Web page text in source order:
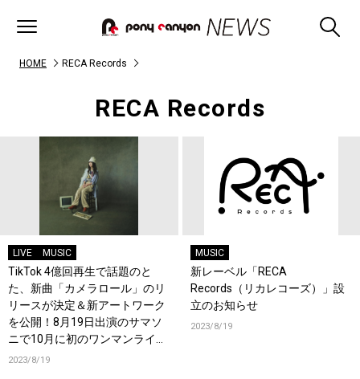
HOME RECA Records
RECA Records
LIVE MUSIC
TikTok 4億回再生で話題のと
た、新曲「カメラロール」のリ
リースが決定＆新アートワーク
を公開！8月19日出演のサマソ
ニで10月に初のワンマンライブ
の開催を発表！
2023/8/19
MUSIC
新レーベル「RECA
Records（リカレコーズ）」設
立のお知らせ
2023/8/19